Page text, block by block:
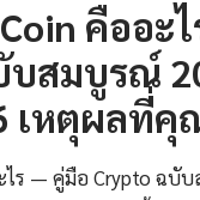
คืออะ
บสมบูรณ์
เหตุผลที่คุ
ไร — คู่มือ Crypto ฉบั